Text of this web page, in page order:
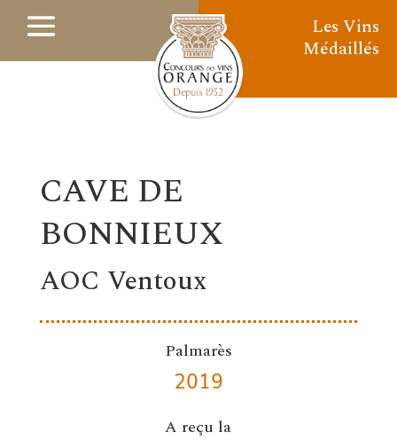
Les Vins
Médaillés
CAVE DE
BONNIEUX
AOC Ventoux
Palmarès
2019
A reçu la